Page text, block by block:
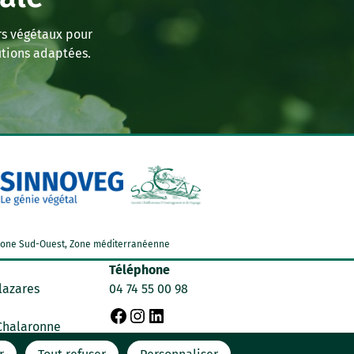
végétaux pour
adaptées.
Sud-Ouest, Zone méditerranéenne
Téléphone
04 74 55 00 98
F I
L